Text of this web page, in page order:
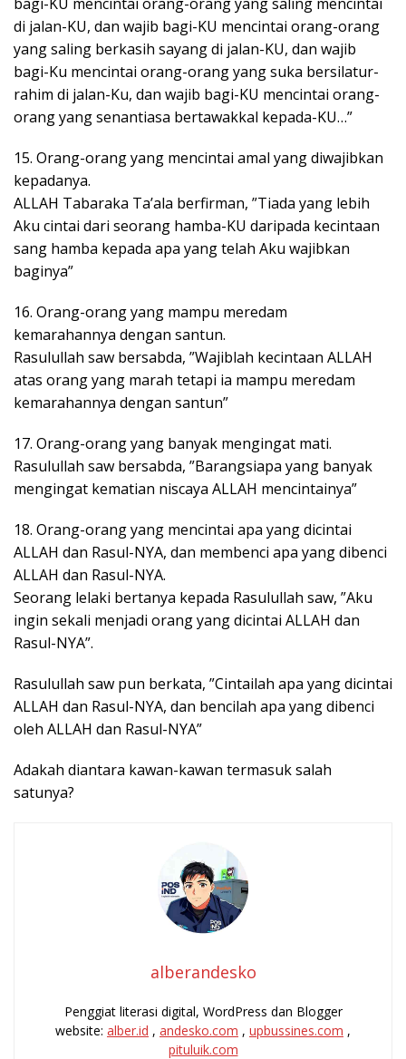
di jalan-KU, dan wajib bagi-KU mencintai orang-orang
yang saling berkasih sayang di jalan-KU, dan wajib
bagi-Ku mencintai orang-orang yang suka bersilatur-
rahim di jalan-Ku, dan wajib bagi-KU mencintai orang-
orang yang senantiasa bertawakkal kepada-KU…”
15. Orang-orang yang mencintai amal yang diwajibkan
kepadanya.
ALLAH Tabaraka Ta’ala berfirman, ”Tiada yang lebih
Aku cintai dari seorang hamba-KU daripada kecintaan
sang hamba kepada apa yang telah Aku wajibkan
baginya”
16. Orang-orang yang mampu meredam
kemarahannya dengan santun.
Rasulullah saw bersabda, ”Wajiblah kecintaan ALLAH
atas orang yang marah tetapi ia mampu meredam
kemarahannya dengan santun”
17. Orang-orang yang banyak mengingat mati.
Rasulullah saw bersabda, ”Barangsiapa yang banyak
mengingat kematian niscaya ALLAH mencintainya”
18. Orang-orang yang mencintai apa yang dicintai
ALLAH dan Rasul-NYA, dan membenci apa yang dibenci
ALLAH dan Rasul-NYA.
Seorang lelaki bertanya kepada Rasulullah saw, ”Aku
ingin sekali menjadi orang yang dicintai ALLAH dan
Rasul-NYA”.
Rasulullah saw pun berkata, ”Cintailah apa yang dicintai
ALLAH dan Rasul-NYA, dan bencilah apa yang dibenci
oleh ALLAH dan Rasul-NYA”
Adakah diantara kawan-kawan termasuk salah
satunya?
alberandesko
Penggiat literasi digital, WordPress dan Blogger
website: alber.id , andesko.com , upbussines.com ,
pituluik.com